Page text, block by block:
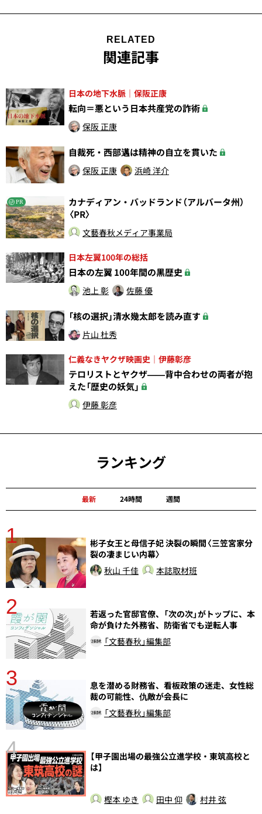
RELATED
関連記事
日本の地下水脈｜保阪正康
転向＝悪という日本共産党の詐術
保阪 正康
自裁死・西部邁は精神の自立を貫いた
保阪 正康 浜崎 洋介
PR
カナディアン・バッドランド（アルバータ州）
〈PR〉
文藝春秋メディア事業局
日本左翼100年の総括
日本の左翼 100年間の黒歴史
池上 彰 佐藤 優
「核の選択」清水幾太郎を読み直す
片山 杜秀
仁義なきヤクザ映画史｜伊藤彰彦
テロリストとヤクザ——背中合わせの両者が抱
えた「歴史の妖気」
伊藤 彰彦
ランキング
最新 24時間 週間
1
彬子女王と母信子妃 決裂の瞬間〈三笠宮家分
裂の凄まじい内幕〉
秋山 千佳
本誌取材班
2
若返った官邸官僚、「次の次」がトップに、本
命が負けた外務省、防衛省でも逆転人事
「文藝春秋」編集部
3
息を潜める財務省、看板政策の迷走、女性総
裁の可能性、仇敵が会長に
「文藝春秋」編集部
4
【甲子園出場の最強公立進学校・東筑高校と
は】
樫本 ゆき 田中 仰 村井 弦